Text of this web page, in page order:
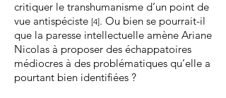
critiquer le transhumanisme d’un point de
vue antispéciste [4]. Ou bien se pourrait-il
que la paresse intellectuelle amène Ariane
Nicolas à proposer des échappatoires
médiocres à des problématiques qu’elle a
pourtant bien identifiées ?